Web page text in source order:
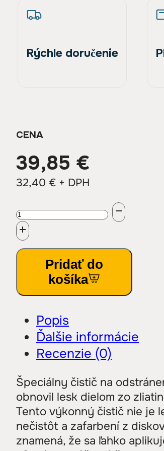
chromovaných
plôch
Rýchle doručenie
CENA
39,85 €
32,40 € + DPH
množstvo
CROMOBRILL
6kg
čistič
plôch
Pridať do
košíka
Popis
Ďalšie informácie
Recenzie (0)
Špeciálny čistič na
obnovil lesk dielom zo
Tento výkonný čistič nie je
nečistôt a zafarbení z
znamená, že sa ľahko